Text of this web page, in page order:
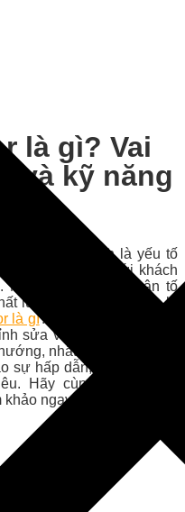
là gì? Vai
và kỹ năng
nội dung chính là yếu tố
hệ bền vững với khách
Một trong những nhân tố
lượng nội dung chính là
là gì? Vai trò của Content
sửa văn bản mà còn là
nhất quán với thông
sự hấp dẫn, chính xác và
Hãy cùng
khảo ngay bài viết.